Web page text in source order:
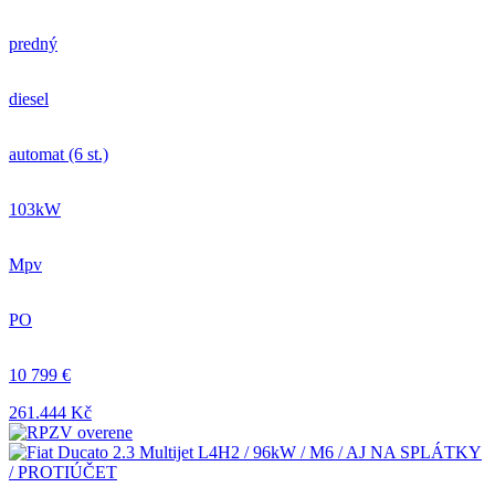
predný
diesel
automat (6 st.)
103kW
Mpv
PO
10 799 €
261.444 Kč